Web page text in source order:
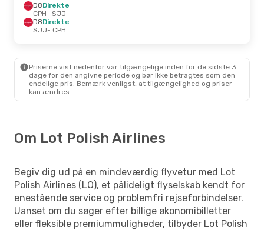
D8Direkte
CPH- SJJ
D8Direkte
SJJ- CPH
Priserne vist nedenfor var tilgængelige inden for de sidste 3
dage for den angivne periode og bør ikke betragtes som den
endelige pris. Bemærk venligst, at tilgængelighed og priser
kan ændres.
Om Lot Polish Airlines
Begiv dig ud på en mindeværdig flyvetur med Lot
Polish Airlines (LO), et pålideligt flyselskab kendt for
enestående service og problemfri rejseforbindelser.
Uanset om du søger efter billige økonomibilletter
eller fleksible premiummuligheder, tilbyder Lot Polish